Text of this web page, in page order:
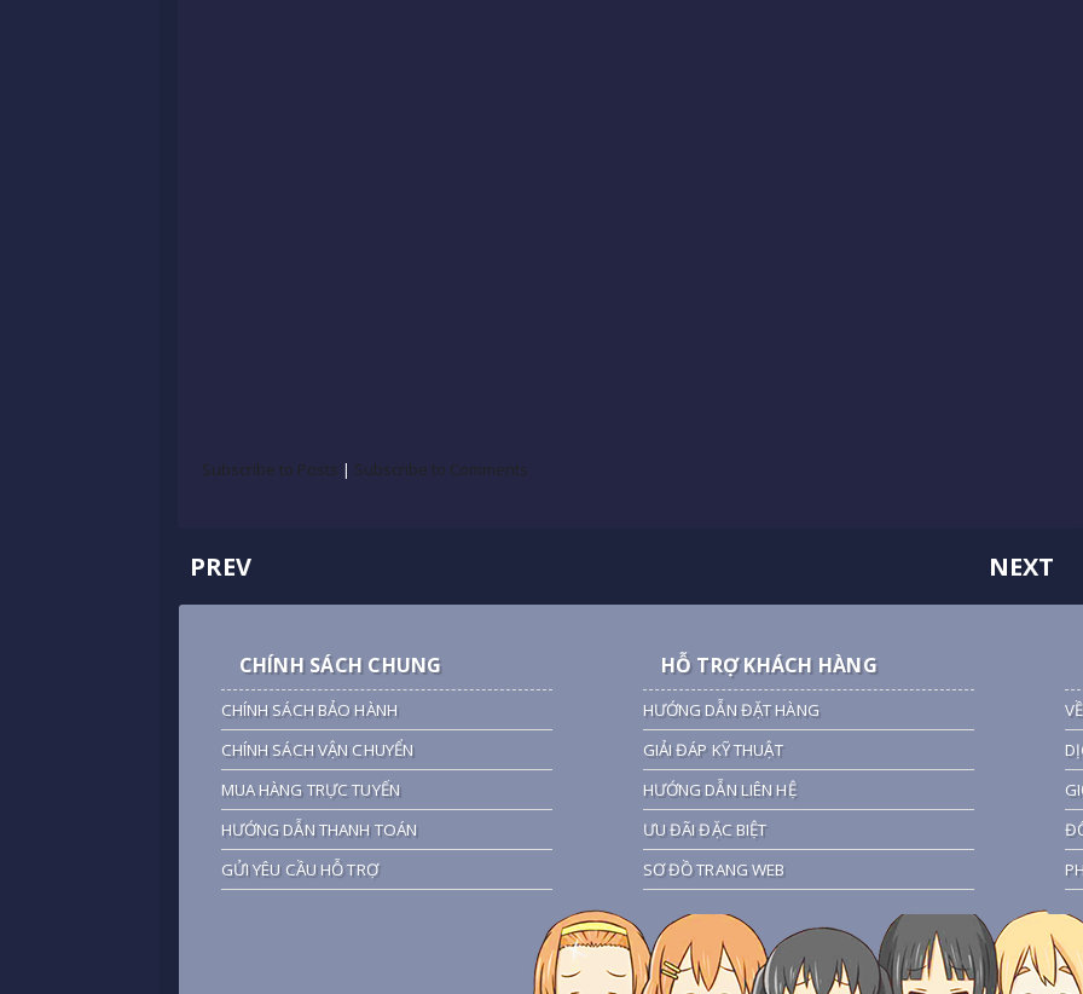
Subscribe to Posts | Subscribe to Comments
NEXT
PREV
CHÍNH SÁCH CHUNG
CHÍNH SÁCH BẢO HÀNH
CHÍNH SÁCH VẬN CHUYỂN
MUA HÀNG TRỰC TUYẾN
HƯỚNG DẪN THANH TOÁN
GỬI YÊU CẦU HỖ TRỢ
HỖ TRỢ KHÁCH HÀNG
HƯỚNG DẪN ĐẶT HÀNG
GIẢI ĐÁP KỸ THUẬT
HƯỚNG DẪN LIÊN HỆ
ƯU ĐÃI ĐẶC BIỆT
SƠ ĐỒ TRANG WEB